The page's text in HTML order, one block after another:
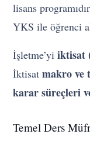
lisans
YKS ile öğrenci
İşletme’yiiktisat
İktisatmakro ve
karar süreçleri
Temel Ders